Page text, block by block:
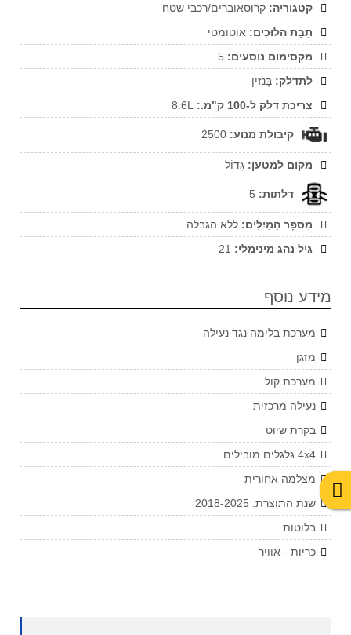
קטגוריה: קרוסאוברים/רכבי שטח
תֵבַת הִלוּכִים: אוטומטי
מקסימום נוסעים:
לתדלק: בֶּנזִין
צריכת דלק ל-100 ק"מ.:
קיבולת מנוע:
מקום למטען: גָדוֹל
דלתות:
מִספָּר הַמַיִלִים: ללא הגבלה
גיל נהג מינימלי: 21
מידע נוסף
מערכת בלימה נגד נעילה
מזגן
מערכת קול
נעילה מרכזית
בקרת שיוט
4x4 גלגלים מובילים
מצלמה אחורית
שנת התוצרת: 2018-2025
בלוטות
כריות - אוויר